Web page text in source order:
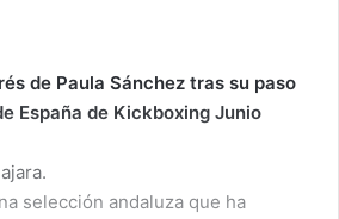
de Paula Sánchez tras su paso
España de Kickboxing Junio
selección andaluza que ha